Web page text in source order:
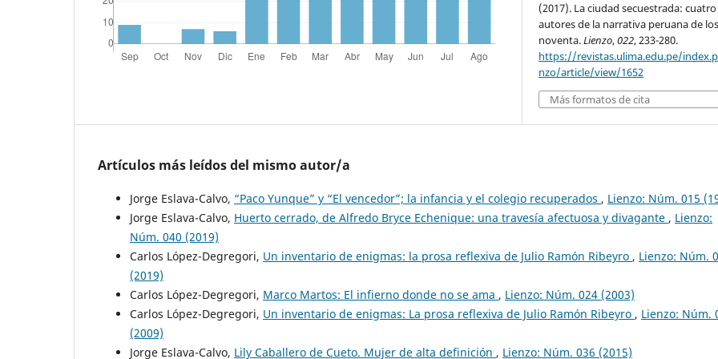
(2017). La ciudad secuestrada: cuatro
autores de la narrativa peruana de los
noventa.Lienzo,022, 233-280.
https://revistas.ulima.edu.pe/
nzo/article/view/1652
Más formatos de cita
Artículos más leídos del mismo autor/a
Jorge Eslava-Calvo, “Paco Yunque” y “El vencedor”; la infancia y el colegio recuperados , Lienzo: Núm. 015
Jorge Eslava-Calvo, Huerto cerrado, de Alfredo Bryce Echenique: una travesía afectuosa y divagante , Lienzo:
Núm. 040 (2019)
Carlos López-Degregori, Un inventario de enigmas: la prosa reflexiva de Julio Ramón Ribeyro , Lienzo: Núm.
(2019)
Carlos López-Degregori, Marco Martos: El infierno donde no se ama , Lienzo: Núm. 024 (2003)
Carlos López-Degregori, Un inventario de enigmas: La prosa reflexiva de Julio Ramón Ribeyro , Lienzo: Núm.
(2009)
Jorge Eslava-Calvo, Lily Caballero de Cueto. Mujer de alta definición , Lienzo: Núm. 036 (2015)